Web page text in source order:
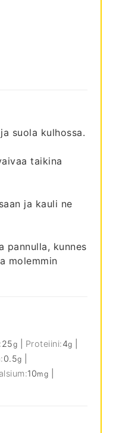
suola kulhossa.
taikina
ja kauli ne
pannulla, kunnes
molemmin
25g Proteiini:4g
0.5g
10mg